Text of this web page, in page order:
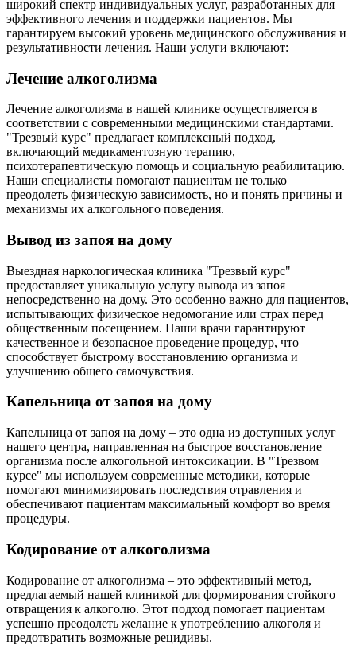
широкий спектр индивидуальных услуг, разработанных для
эффективного лечения и поддержки пациентов. Мы
гарантируем высокий уровень медицинского обслуживания и
результативности лечения. Наши услуги включают:
Лечение алкоголизма
Лечение алкоголизма в нашей клинике осуществляется в
соответствии с современными медицинскими стандартами.
"Трезвый курс" предлагает комплексный подход,
включающий медикаментозную терапию,
психотерапевтическую помощь и социальную реабилитацию.
Наши специалисты помогают пациентам не только
преодолеть физическую зависимость, но и понять причины и
механизмы их алкогольного поведения.
Вывод из запоя на дому
Выездная наркологическая клиника "Трезвый курс"
предоставляет уникальную услугу вывода из запоя
непосредственно на дому. Это особенно важно для пациентов,
испытывающих физическое недомогание или страх перед
общественным посещением. Наши врачи гарантируют
качественное и безопасное проведение процедур, что
способствует быстрому восстановлению организма и
улучшению общего самочувствия.
Капельница от запоя на дому
Капельница от запоя на дому – это одна из доступных услуг
нашего центра, направленная на быстрое восстановление
организма после алкогольной интоксикации. В "Трезвом
курсе" мы используем современные методики, которые
помогают минимизировать последствия отравления и
обеспечивают пациентам максимальный комфорт во время
процедуры.
Кодирование от алкоголизма
Кодирование от алкоголизма – это эффективный метод,
предлагаемый нашей клиникой для формирования стойкого
отвращения к алкоголю. Этот подход помогает пациентам
успешно преодолеть желание к употреблению алкоголя и
предотвратить возможные рецидивы.